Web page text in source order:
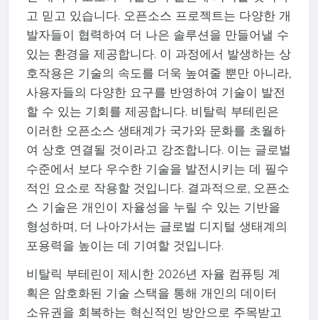
고 믿고 있습니다. 오픈소스 프로젝트는 다양한 개
발자들이 협력하여 더 나은 솔루션을 만들어낼 수
있는 환경을 제공합니다. 이 과정에서 발생하는 상
호작용은 기술의 속도를 더욱 높여줄 뿐만 아니라,
사용자들의 다양한 요구를 반영하여 기술이 발전
할 수 있는 기회를 제공합니다. 비탈릭 부테린은
이러한 오픈소스 생태계가 국가와 문화를 초월하
여 상호 연결될 것이라고 강조합니다. 이는 글로벌
수준에서 보다 우수한 기술을 발전시키는 데 필수
적인 요소로 작용할 것입니다. 결과적으로, 오픈소
스 기술은 개인이 자율성을 누릴 수 있는 기반을
형성하며, 더 나아가서는 글로벌 디지털 생태계의
포용력을 높이는 데 기여할 것입니다.
비탈릭 부테린이 제시한 2026년 자율 컴퓨팅 계
획은 암호화된 기술 스택을 통해 개인의 데이터
소유권을 회복하는 혁신적인 방안으로 주목받고